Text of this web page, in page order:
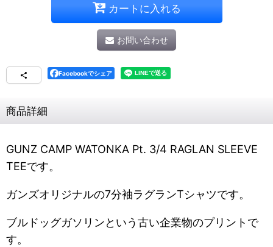
カートに入れる
お問い合わせ
Facebookでシェア
商品詳細
GUNZ CAMP WATONKA Pt. 3/4 RAGLAN SLEEVE
TEEです。
ガンズオリジナルの7分袖ラグランTシャツです。
ブルドッグガソリンという古い企業物のプリントで
す。